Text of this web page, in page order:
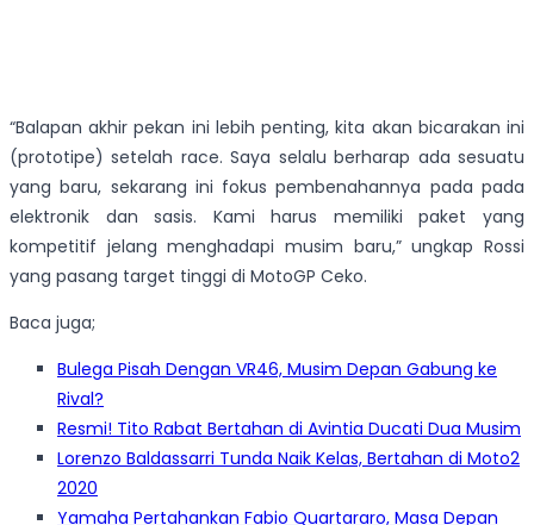
“Balapan akhir pekan ini lebih penting, kita akan bicarakan ini
(prototipe) setelah race. Saya selalu berharap ada sesuatu
yang baru, sekarang ini fokus pembenahannya pada pada
elektronik dan sasis. Kami harus memiliki paket yang
kompetitif jelang menghadapi musim baru,” ungkap Rossi
yang pasang target tinggi di MotoGP Ceko.
Baca juga;
Bulega Pisah Dengan VR46, Musim Depan Gabung ke
Rival?
Resmi! Tito Rabat Bertahan di Avintia Ducati Dua Musim
Lorenzo Baldassarri Tunda Naik Kelas, Bertahan di Moto2
2020
Yamaha Pertahankan Fabio Quartararo, Masa Depan